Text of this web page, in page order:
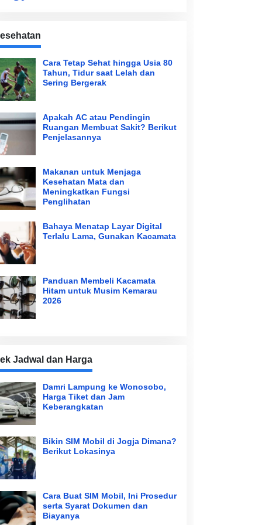
Cara Tetap Sehat hingga Usia 80
Tahun, Tidur saat Lelah dan
Sering Bergerak
Apakah AC atau Pendingin
Ruangan Membuat Sakit? Berikut
Penjelasannya
Makanan untuk Menjaga
Kesehatan Mata dan
Meningkatkan Fungsi
Penglihatan
Bahaya Menatap Layar Digital
Terlalu Lama, Gunakan Kacamata
Panduan Membeli Kacamata
Hitam untuk Musim Kemarau
2026
Jadwal dan Harga
Damri Lampung ke Wonosobo,
Harga Tiket dan Jam
Keberangkatan
Bikin SIM Mobil di Jogja Dimana?
Berikut Lokasinya
Cara Buat SIM Mobil, Ini Prosedur
serta Syarat Dokumen dan
Biayanya